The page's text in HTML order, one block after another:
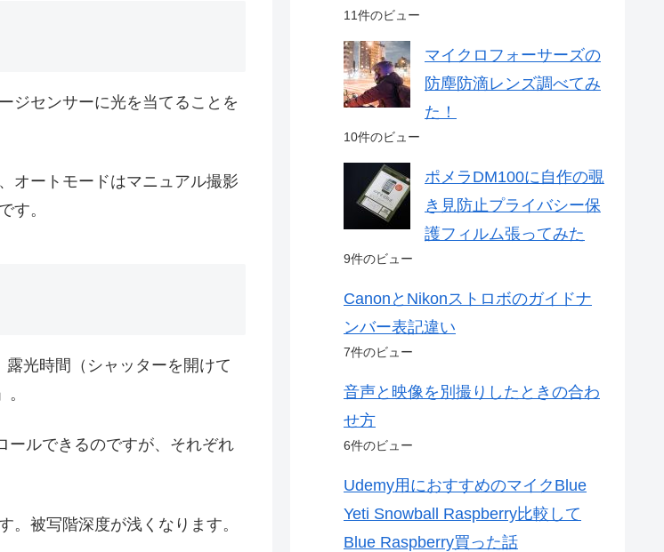
ジセンサーに光を当てることを
オートモードはマニュアル撮影
す。
光時間（シャッターを開けて
ールできるのですが、それぞれ
。被写階深度が浅くなります。
11件のビュー
マイクロフォーサーズの
防塵防滴レンズ調べてみ
た！
10件のビュー
ポメラDM100に自作の覗
き見防止プライバシー保
護フィルム張ってみた
9件のビュー
CanonとNikonストロボのガイドナ
ンバー表記違い
7件のビュー
音声と映像を別撮りしたときの合わ
せ方
6件のビュー
Udemy用におすすめのマイクBlue
Yeti Snowball Raspberry比較して
Blue Raspberry買った話